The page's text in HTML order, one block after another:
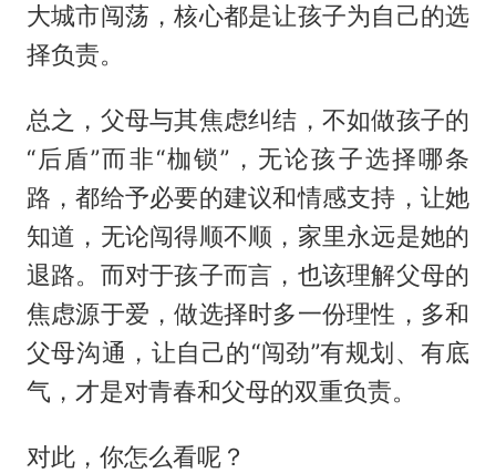
大城市闯荡，核心都是让孩子为自己的选
择负责。
总之，父母与其焦虑纠结，不如做孩子的
“后盾”而非“枷锁”，无论孩子选择哪条
路，都给予必要的建议和情感支持，让她
知道，无论闯得顺不顺，家里永远是她的
退路。而对于孩子而言，也该理解父母的
焦虑源于爱，做选择时多一份理性，多和
父母沟通，让自己的“闯劲”有规划、有底
气，才是对青春和父母的双重负责。
对此，你怎么看呢？